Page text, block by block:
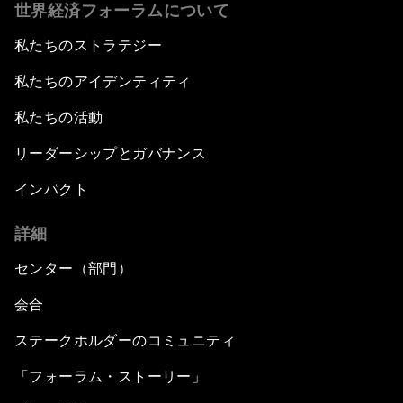
世界経済フォーラムについて
私たちのストラテジー
私たちのアイデンティティ
私たちの活動
リーダーシップとガバナンス
インパクト
詳細
センター（部門）
会合
ステークホルダーのコミュニティ
「フォーラム・ストーリー」